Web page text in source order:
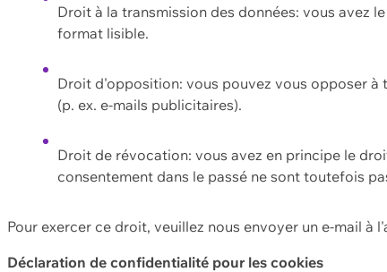
Droit à la transmission des données: vous avez
format lisible.
Droit d'opposition: vous pouvez vous opposer
(p. ex. e-mails publicitaires).
Droit de révocation: vous avez en principe le
consentement dans le passé ne sont toutefois
Pour exercer ce droit, veuillez nous envoyer un e-mail à
Déclaration de confidentialité pour les cookies